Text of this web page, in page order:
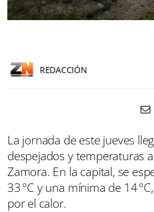
REDACCIÓN
La jornada de este jueves
despejados y temperaturas
Zamora. En la capital, se
33 °C y una mínima de 14
por el calor.